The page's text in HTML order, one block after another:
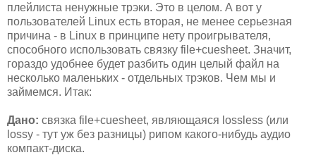
плейлиста ненужные трэки. Это в целом. А вот у
пользователей Linux есть вторая, не менее серьезная
причина - в Linux в принципе нету проигрывателя,
способного использовать связку file+cuesheet. Значит,
гораздо удобнее будет разбить один целый файл на
несколько маленьких - отдельных трэков. Чем мы и
займемся. Итак:
Дано: связка file+cuesheet, являющаяся lossless (или
lossy - тут уж без разницы) рипом какого-нибудь аудио
компакт-диска.